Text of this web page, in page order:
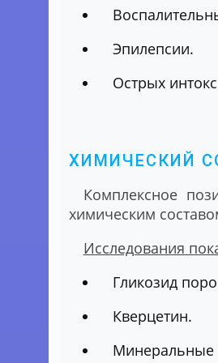
Эпилепсии.
Острых
ХИМИЧЕСКИЙ
Комплексное
химическим
Исследования
Гликозид
Кверцетин.
Минеральные